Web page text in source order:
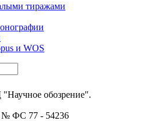
тиражами
и WOS
обозрение".
ФС 77 - 54236